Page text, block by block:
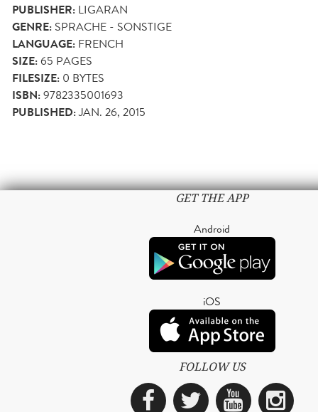
PUBLISHER: LIGARAN
GENRE: SPRACHE - SONSTIGE
LANGUAGE: FRENCH
SIZE:65 PAGES
FILESIZE: 0 BYTES
ISBN:9782335001693
PUBLISHED:JAN. 26, 2015
GET THE APP
Android
iOS
FOLLOW US
Facebook
Twitter